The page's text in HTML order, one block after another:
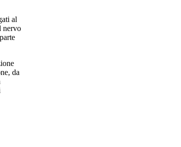
al
nervo
da